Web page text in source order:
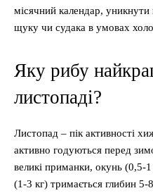
місячний календар,
щуку чи судака в умовах
Яку рибу
листопаді?
Листопад – пік активності
активно годуються перед
великі приманки, окунь (0,5-1
(1-3 кг) тримається глибин